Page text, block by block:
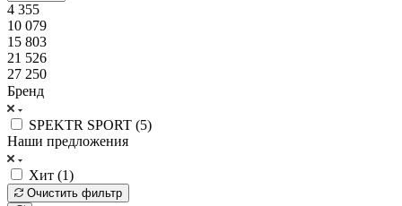
4 355
10 079
15 803
21 526
27 250
Бренд
SPEKTR SPORT (5)
Наши предложения
Хит (1)
Очистить фильтр